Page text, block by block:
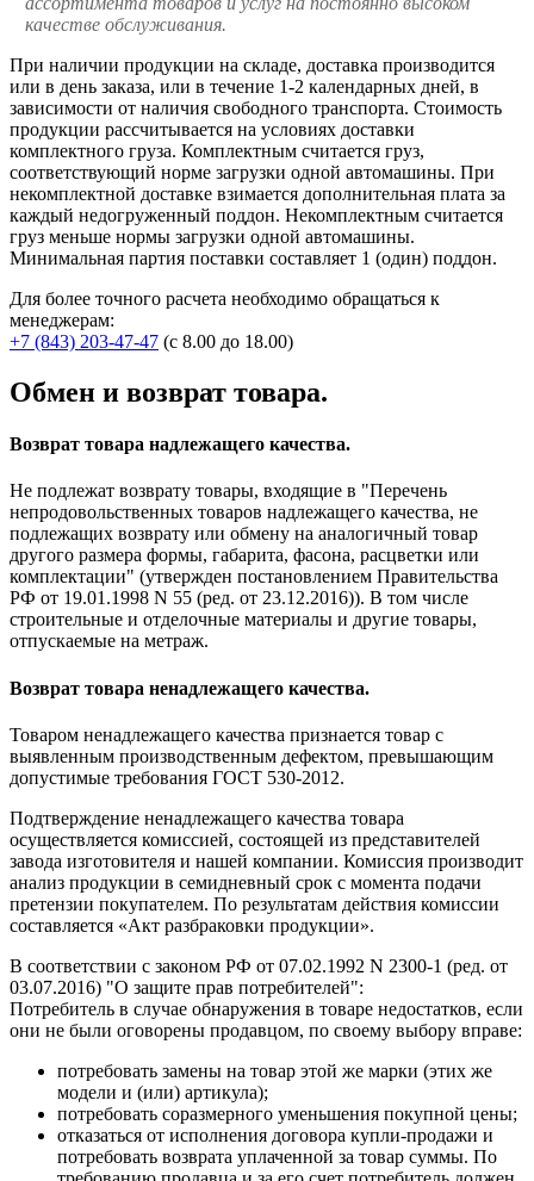
качестве обслуживания.
При наличии продукции на складе, доставка производится
или в день заказа, или в течение 1-2 календарных дней, в
зависимости от наличия свободного транспорта. Стоимость
продукции рассчитывается на условиях доставки
комплектного груза. Комплектным считается груз,
соответствующий норме загрузки одной автомашины. При
некомплектной доставке взимается дополнительная плата за
каждый недогруженный поддон. Некомплектным считается
груз меньше нормы загрузки одной автомашины.
Минимальная партия поставки составляет 1 (один) поддон.
Для более точного расчета необходимо обращаться к
менеджерам:
+7 (843) 203-47-47 (с 8.00 до 18.00)
Обмен и возврат товара.
Возврат товара надлежащего качества.
Не подлежат возврату товары, входящие в "Перечень
непродовольственных товаров надлежащего качества, не
подлежащих возврату или обмену на аналогичный товар
другого размера формы, габарита, фасона, расцветки или
комплектации" (утвержден постановлением Правительства
РФ от 19.01.1998 N 55 (ред. от 23.12.2016)). В том числе
строительные и отделочные материалы и другие товары,
отпускаемые на метраж.
Возврат товара ненадлежащего качества.
Товаром ненадлежащего качества признается товар с
выявленным производственным дефектом, превышающим
допустимые требования ГОСТ 530-2012.
Подтверждение ненадлежащего качества товара
осуществляется комиссией, состоящей из представителей
завода изготовителя и нашей компании. Комиссия производит
анализ продукции в семидневный срок с момента подачи
претензии покупателем. По результатам действия комиссии
составляется «Акт разбраковки продукции».
В соответствии с законом РФ от 07.02.1992 N 2300-1 (ред. от
03.07.2016) "О защите прав потребителей":
Потребитель в случае обнаружения в товаре недостатков, если
они не были оговорены продавцом, по своему выбору вправе:
потребовать замены на товар этой же марки (этих же
модели и (или) артикула);
потребовать соразмерного уменьшения покупной цены;
отказаться от исполнения договора купли-продажи и
потребовать возврата уплаченной за товар суммы. По